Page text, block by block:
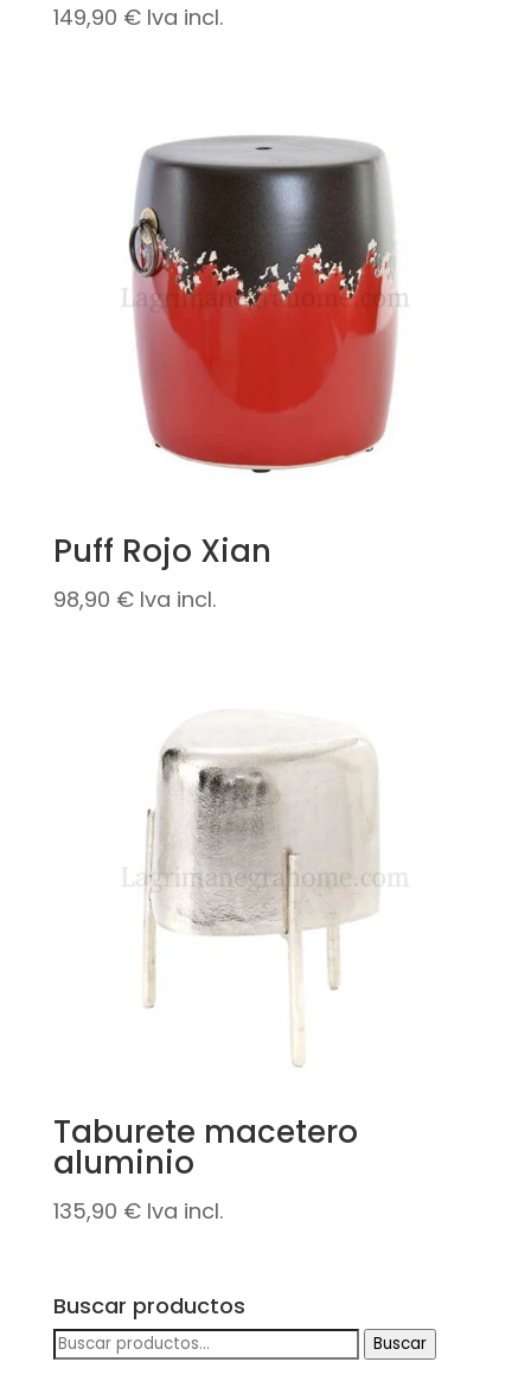
149,90 € Iva incl.
Puff Rojo Xian
98,90 € Iva incl.
Taburete macetero
aluminio
135,90 € Iva incl.
Buscar productos
Buscar
por:
Buscar